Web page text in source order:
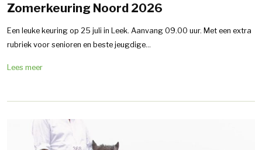
Zomerkeuring Noord 2026
Een leuke keuring op 25 juli in Leek. Aanvang 09.00 uur. Met een extra
rubriek voor senioren en beste jeugdige...
Lees meer